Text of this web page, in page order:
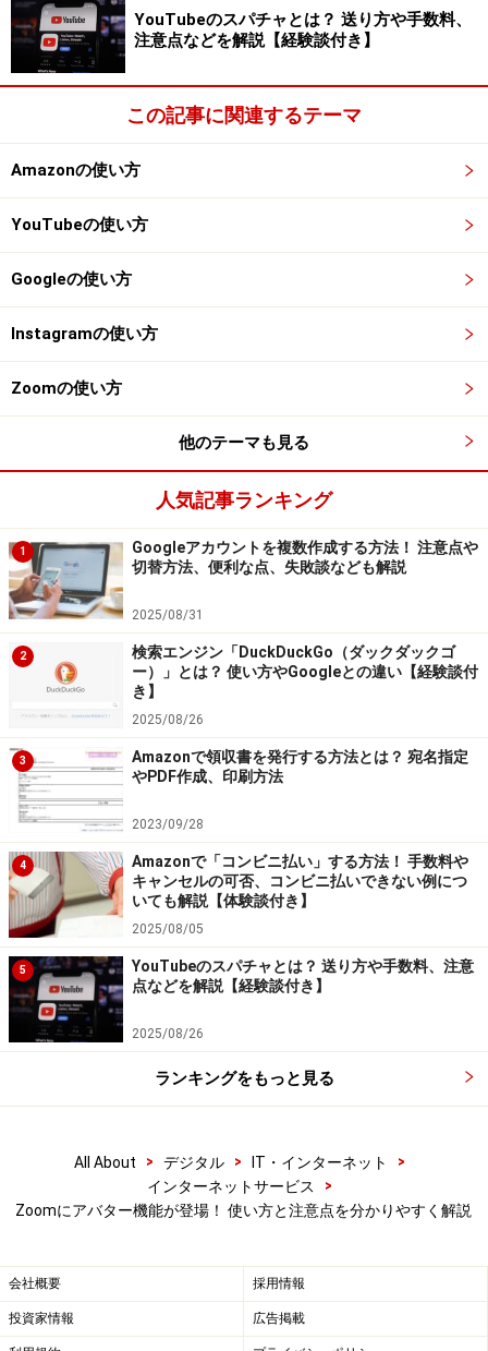
口を大きく開けることもできる。アバターによっては笑顔も
分かりやすく表示される
だけ閉じるウィンクはできません
アバター機能の注意点と使えそうなシーン
アバター機能は、人間の顔を認識しますが、個人の顔の
識別まではしません。2人で同じWebカメラに映り、1人
はパンダ、もう1人はウサギにすることはできません。
なお、独自のアバターをアップロードして使うこともで
また、顔の動きはある程度再現されますが、首から下は
ほぼ固定されます。腕も映らないので、身振り手振りは
できないと理解しておきましょう。
アバター機能は少々コミカルなところがあるので、ビジ
ネスシーンには向かないかもしれません。親しい同僚な
ら使ってもよさそうですが、社外の人が入る商談などで
は避けたほうがいいでしょう。会議の休憩時間で息抜き
に使うと、話のネタにはなると思います。子ども向けに
は喜ばれるかも。
なお、アバター機能をオフにするには、［アバター］タ
ブで［なし］を選択します。
【おすすめ記事】
「Zoomの使い方」記事一覧
・Zoomって本当に大丈夫？ 危険性や気になるセキュリ
Zoomでチャットを使いこなす方法と設定！ファイル
送信や特定の人だけにテキストが送れる
・Zoomでファイルを送る方法！ 送れない理由も解説
・Zoomミーティングに招待する方法は？ 予定も作ろう
YouTubeのスパチャとは？ 送り方や手数料、
注意点などを解説【経験談付き】
この記事に関連するテーマ
Amazonの使い方
YouTubeの使い方
Googleの使い方
Instagramの使い方
Zoomの使い方
他のテーマも見る
人気記事ランキング
1
Googleアカウントを複数作成する方法！ 注意点や
切替方法、便利な点、失敗談なども解説
2025/08/31
2
検索エンジン「DuckDuckGo（ダックダックゴ
ー）」とは？ 使い方やGoogleとの違い【経験談付
き】
2025/08/26
3
Amazonで領収書を発行する方法とは？ 宛名指定
やPDF作成、印刷方法
2023/09/28
4
Amazonで「コンビニ払い」する方法！ 手数料や
キャンセルの可否、コンビニ払いできない例につ
いても解説【体験談付き】
2025/08/05
5
YouTubeのスパチャとは？ 送り方や手数料、注意
点などを解説【経験談付き】
2025/08/26
ランキングをもっと見る
All About > デジタル > IT・インターネット
>
インターネットサービス
>
Zoomにアバター機能が登場！ 使い方と注意点を分かりやすく解説
会社概要 採用情報
投資家情報 広告掲載